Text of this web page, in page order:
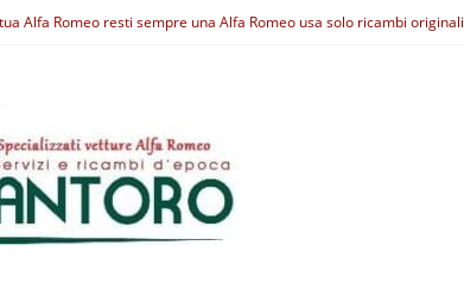
Alfa Romeo resti sempre una Alfa Romeo usa solo ricambi originali